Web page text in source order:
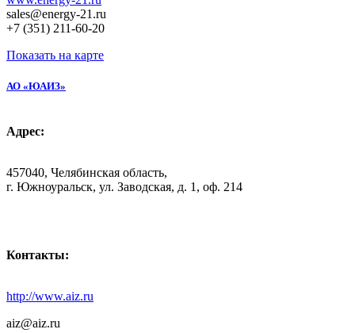
sales@energy-21.ru
+7 (351) 211-60-20
Показать на карте
АО «ЮАИЗ»
Адрес:
457040, Челябинская область,
г. Южноуральск, ул. Заводская, д. 1, оф. 214
Контакты:
http://www.aiz.ru
aiz@aiz.ru